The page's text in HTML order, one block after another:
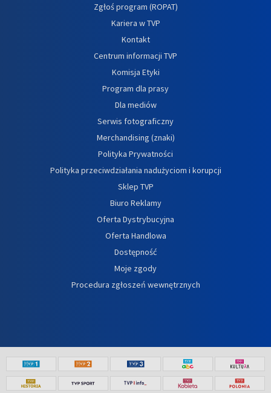
Zgłoś program (ROPAT)
Kariera w TVP
Kontakt
Centrum informacji TVP
Komisja Etyki
Program dla prasy
Dla mediów
Serwis fotograficzny
Merchandising (znaki)
Polityka Prywatności
Polityka przeciwdziałania nadużyciom i korupcji
Sklep TVP
Biuro Reklamy
Oferta Dystrybucyjna
Oferta Handlowa
Dostępność
Moje zgody
Procedura zgłoszeń wewnętrznych